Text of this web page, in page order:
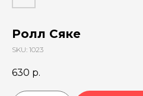
Ролл Сяке
SKU: 1023
630 р.